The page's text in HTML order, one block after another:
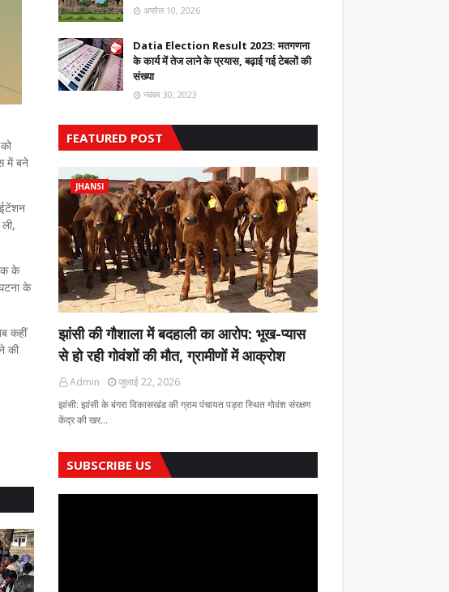
में बने
के
के
कहीं
की
अप्रैल 10, 2026
Datia Election Result 2023: मतगणना
के कार्य में तेज लाने के प्रयास, बढ़ाई गई टेबलों की
संख्या
नवंबर 30, 2023
FEATURED POST
JHANSI
झांसी की गौशाला में बदहाली का आरोप: भूख-प्यास
से हो रही गोवंशों की मौत, ग्रामीणों में आक्रोश
Admin
जुलाई 22, 2026
झांसी: झांसी के बंगरा विकासखंड की ग्राम पंचायत पड़रा स्थित गोवंश संरक्षण
केंद्र की खर…
SUBSCRIBE US